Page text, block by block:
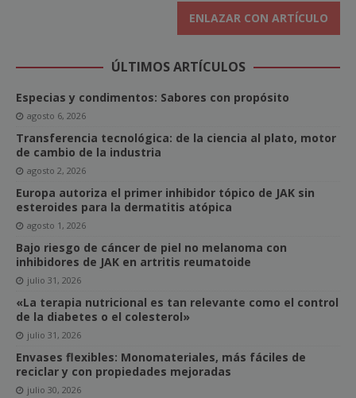
ENLAZAR CON ARTÍCULO
ÚLTIMOS ARTÍCULOS
Especias y condimentos: Sabores con propósito
agosto 6, 2026
Transferencia tecnológica: de la ciencia al plato, motor
de cambio de la industria
agosto 2, 2026
Europa autoriza el primer inhibidor tópico de JAK sin
esteroides para la dermatitis atópica
agosto 1, 2026
Bajo riesgo de cáncer de piel no melanoma con
inhibidores de JAK en artritis reumatoide
julio 31, 2026
«La terapia nutricional es tan relevante como el control
de la diabetes o el colesterol»
julio 31, 2026
Envases flexibles: Monomateriales, más fáciles de
reciclar y con propiedades mejoradas
julio 30, 2026